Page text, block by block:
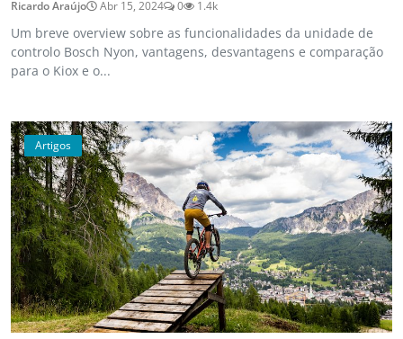
Ricardo Araújo Abr 15, 2024 0 1.4k
Um breve overview sobre as funcionalidades da unidade de
controlo Bosch Nyon, vantagens, desvantagens e comparação
para o Kiox e o...
Artigos